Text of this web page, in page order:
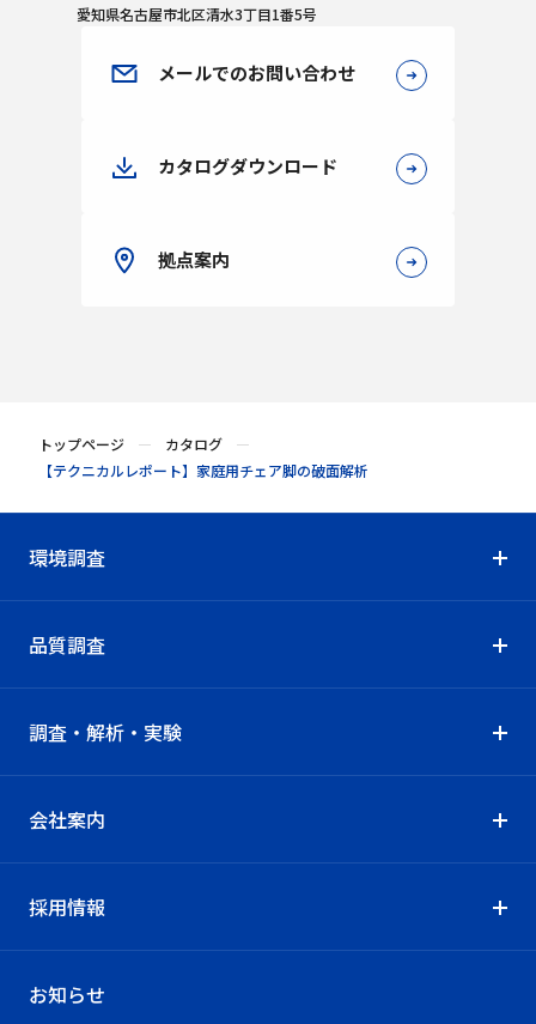
愛知県名古屋市北区清水3丁目1番5号
メールでのお問い合わせ
カタログダウンロード
拠点案内
トップページ
カタログ
【テクニカルレポート】家庭用チェア脚の破面解析
環境調査
品質調査
調査・解析・実験
会社案内
採用情報
お知らせ